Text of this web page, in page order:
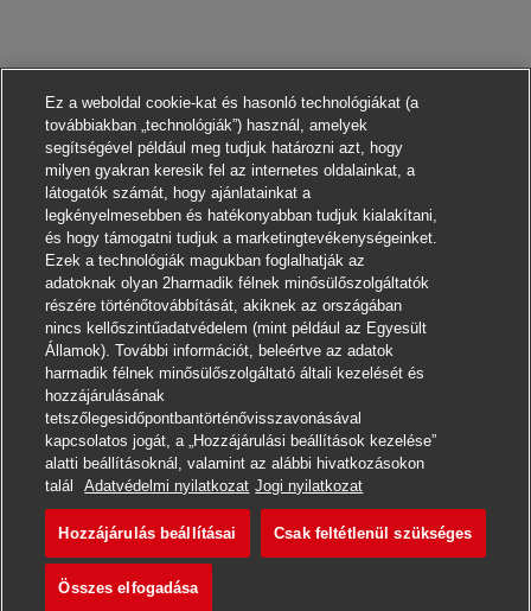
Jelentkezni
Jegyzet Postbote – Minijob /
Ez a weboldal cookie-kat és hasonló technológiákat (a
továbbiakban „technológiák”) használ, amelyek
segítségével például meg tudjuk határozni azt, hogy
milyen gyakran keresik fel az internetes oldalainkat, a
látogatók számát, hogy ajánlatainkat a
legkényelmesebben és hatékonyabban tudjuk kialakítani,
és hogy támogatni tudjuk a marketingtevékenységeinket.
Ezek a technológiák magukban foglalhatják az
adatoknak olyan 2harmadik félnek minősülőszolgáltatók
részére történőtovábbítását, akiknek az országában
nincs kellőszintűadatvédelem (mint például az Egyesült
Államok). További információt, beleértve az adatok
harmadik félnek minősülőszolgáltató általi kezelését és
hozzájárulásának
tetszőlegesidőpontbantörténővisszavonásával
kapcsolatos jogát, a „Hozzájárulási beállítások kezelése”
alatti beállításoknál, valamint az alábbi hivatkozásokon
talál
Adatvédelmi nyilatkozat Jogi nyilatkozat
Hozzájárulás beállításai Csak feltétlenül szükséges
Összes elfogadása